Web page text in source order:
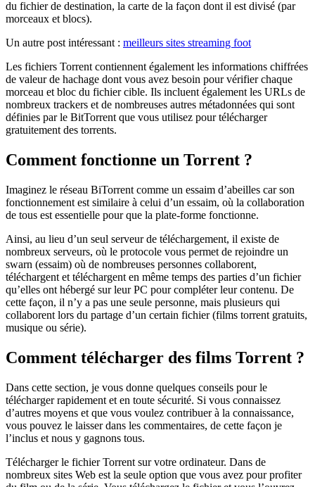
du fichier de destination, la carte de la façon dont il est divisé (par
morceaux et blocs).
Un autre post intéressant : meilleurs sites streaming foot
Les fichiers Torrent contiennent également les informations chiffrées
de valeur de hachage dont vous avez besoin pour vérifier chaque
morceau et bloc du fichier cible. Ils incluent également les URLs de
nombreux trackers et de nombreuses autres métadonnées qui sont
définies par le BitTorrent que vous utilisez pour télécharger
gratuitement des torrents.
Comment fonctionne un Torrent ?
Imaginez le réseau BiTorrent comme un essaim d’abeilles car son
fonctionnement est similaire à celui d’un essaim, où la collaboration
de tous est essentielle pour que la plate-forme fonctionne.
Ainsi, au lieu d’un seul serveur de téléchargement, il existe de
nombreux serveurs, où le protocole vous permet de rejoindre un
swarn (essaim) où de nombreuses personnes collaborent,
téléchargent et téléchargent en même temps des parties d’un fichier
qu’elles ont hébergé sur leur PC pour compléter leur contenu. De
cette façon, il n’y a pas une seule personne, mais plusieurs qui
collaborent lors du partage d’un certain fichier (films torrent gratuits,
musique ou série).
Comment télécharger des films Torrent ?
Dans cette section, je vous donne quelques conseils pour le
télécharger rapidement et en toute sécurité. Si vous connaissez
d’autres moyens et que vous voulez contribuer à la connaissance,
vous pouvez le laisser dans les commentaires, de cette façon je
l’inclus et nous y gagnons tous.
Télécharger le fichier Torrent sur votre ordinateur. Dans de
nombreux sites Web est la seule option que vous avez pour profiter